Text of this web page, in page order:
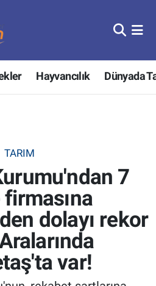
Hayvancılık Dünyada
TARIM
7
dolayı rekor
var!